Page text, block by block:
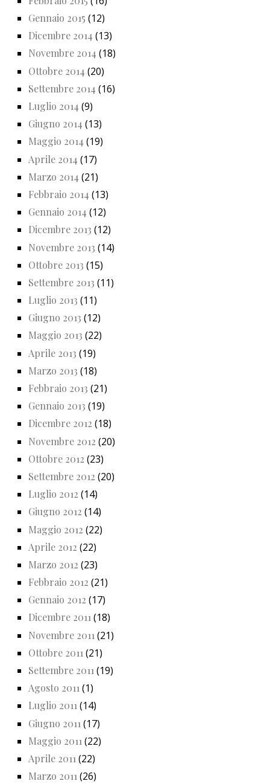
Gennaio 2015 (12)
Dicembre 2014 (13)
Novembre 2014 (18)
Ottobre 2014 (20)
Settembre 2014 (16)
Luglio 2014 (9)
Giugno 2014 (13)
Maggio 2014 (19)
Aprile 2014 (17)
Marzo 2014 (21)
Febbraio 2014 (13)
Gennaio 2014 (12)
Dicembre 2013 (12)
Novembre 2013 (14)
Ottobre 2013 (15)
Settembre 2013 (11)
Luglio 2013 (11)
Giugno 2013 (12)
Maggio 2013 (22)
Aprile 2013 (19)
Marzo 2013 (18)
Febbraio 2013 (21)
Gennaio 2013 (19)
Dicembre 2012 (18)
Novembre 2012 (20)
Ottobre 2012 (23)
Settembre 2012 (20)
Luglio 2012 (14)
Giugno 2012 (14)
Maggio 2012 (22)
Aprile 2012 (22)
Marzo 2012 (23)
Febbraio 2012 (21)
Gennaio 2012 (17)
Dicembre 2011(18)
Novembre 2011 (21)
Ottobre 2011 (21)
Settembre 2011 (19)
Agosto 2011(1)
Luglio 2011(14)
Giugno 2011 (17)
Maggio 2011 (22)
Aprile 2011 (22)
Marzo 2011 (26)